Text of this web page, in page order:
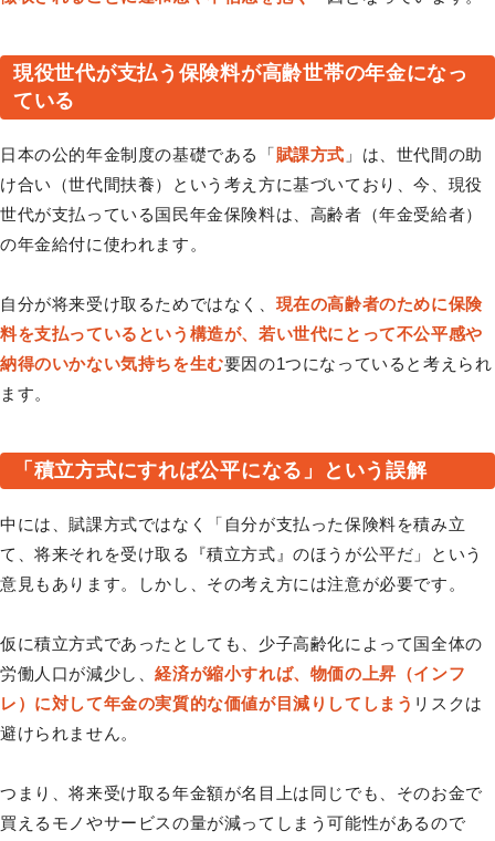
現役世代が支払う保険料が高齢世帯の年金になっ
ている
日本の公的年金制度の基礎である「 賦課方式 」は、世代間の助
け合い（世代間扶養）という考え方に基づいており、今、現役
世代が支払っている国民年金保険料は、高齢者（年金受給者）
の年金給付に使われます。
自分が将来受け取るためではなく、 現在の高齢者のために保険
料を支払っているという構造が、若い世代にとって不公平感や
納得のいかない気持ちを生む要因の1つになっていると考えられ
ます。
「積立方式にすれば公平になる」という誤解
中には、賦課方式ではなく「自分が支払った保険料を積み立
て、将来それを受け取る『積立方式』のほうが公平だ」という
意見もあります。しかし、その考え方には注意が必要です。
仮に積立方式であったとしても、少子高齢化によって国全体の
労働人口が減少し、経済が縮小すれば、物価の上昇（インフ
レ）に対して年金の実質的な価値が目減りしてしまう リスクは
避けられません。
つまり、将来受け取る年金額が名目上は同じでも、そのお金で
買えるモノやサービスの量が減ってしまう可能性があるので